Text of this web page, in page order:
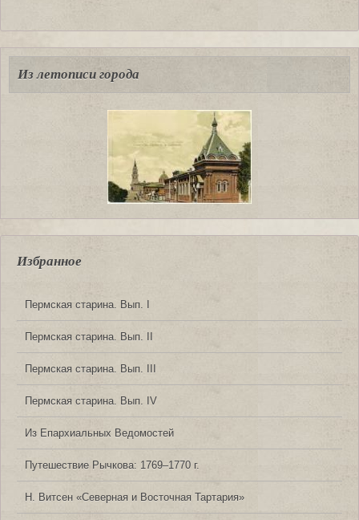
Из летописи города
Избранное
Пермская старина. Вып. I
Пермская старина. Вып. II
Пермская старина. Вып. III
Пермская старина. Вып. IV
Из Епархиальных Ведомостей
Путешествие Рычкова: 1769‒1770 г.
Н. Витсен «Северная и Восточная Тартария»